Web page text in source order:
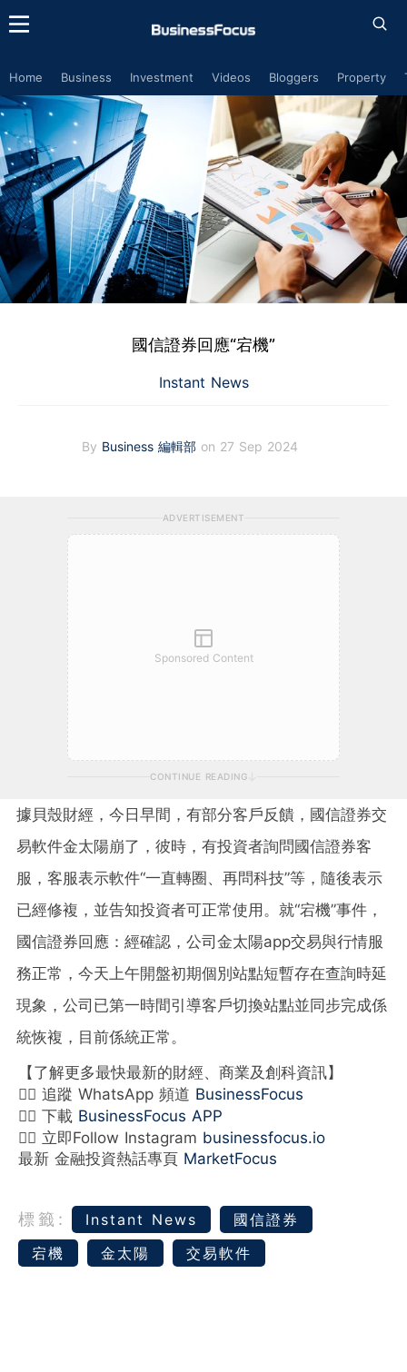
Home Business Investment Videos Bloggers Property
國信證券回應“宕機”
Instant News
By Business 編輯部 on 27 Sep 2024
ADVERTISEMENT
Sponsored Content
CONTINUE READING
據貝殼財經，今日早間，有部分客戶反饋，國信證券交
易軟件金太陽崩了，彼時，有投資者詢問國信證券客
服，客服表示軟件“一直轉圈、再問科技”等，隨後表示
已經修複，並告知投資者可正常使用。就“宕機”事件，
國信證券回應：經確認，公司金太陽app交易與行情服
務正常，今天上午開盤初期個別站點短暫存在查詢時延
現象，公司已第一時間引導客戶切換站點並同步完成係
統恢複，目前係統正常。
【了解更多最快最新的財經、商業及創科資訊】
👉🏻 追蹤 WhatsApp 頻道 BusinessFocus
👉🏻 下載 BusinessFocus APP
👉🏻 立即Follow Instagram businessfocus.io
最新 金融投資熱話專頁 MarketFocus
標籤: Instant News
國信證券
宕機
金太陽 交易軟件